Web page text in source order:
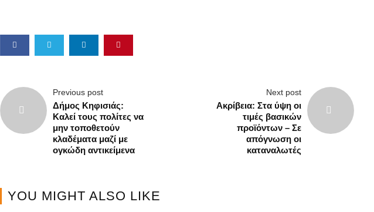
Επικοινωνία
Search Previous post
Δήμος Κηφισιάς:
Καλεί τους πολίτες να
μην τοποθετούν
κλαδέματα μαζί με
ογκώδη αντικείμενα
Next post
Ακρίβεια: Στα ύψη οι
τιμές βασικών
προϊόντων – Σε
απόγνωση οι
καταναλωτές
YOU MIGHT ALSO LIKE